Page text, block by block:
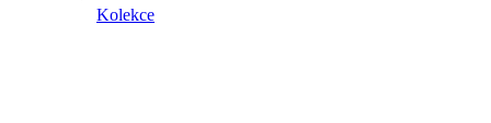
Kolekce